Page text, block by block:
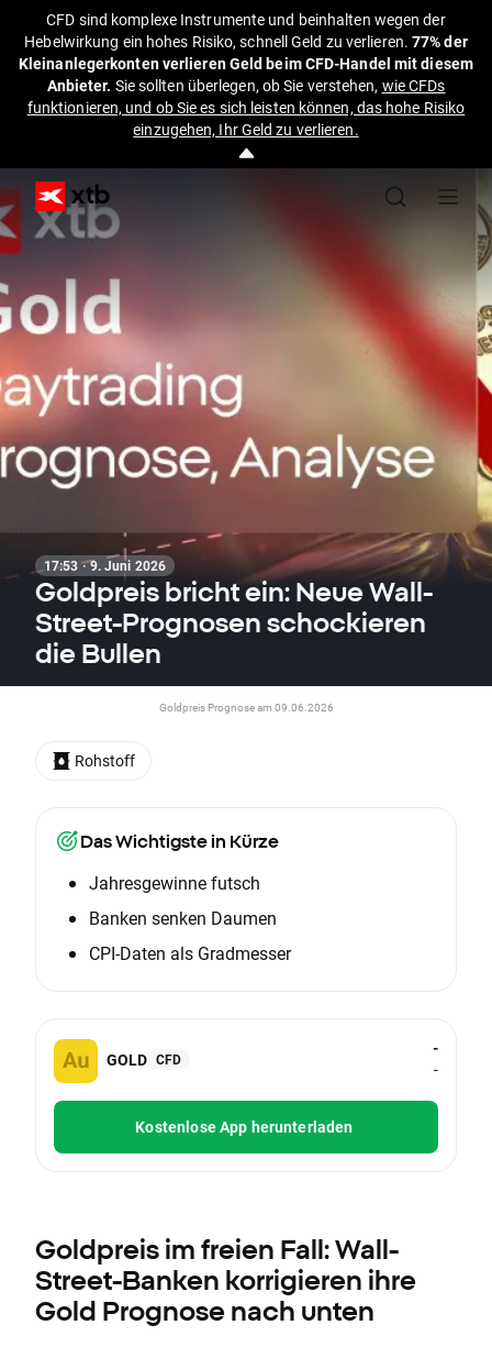
CFD sind komplexe Instrumente und beinhalten wegen der
Hebelwirkung ein hohes Risiko, schnell Geld zu verlieren.77% der
Kleinanlegerkonten verlieren Geld beim CFD-Handel mit diesem
Anbieter. Sie sollten überlegen, ob Sie verstehen, wie CFDs
funktionieren, und ob Sie es sich leisten können, das hohe Risiko
einzugehen, Ihr Geld zu verlieren.
17:53 · 9. Juni 2026
Goldpreis bricht ein: Neue Wall-
Street-Prognosen schockieren
die Bullen
Goldpreis Prognose am 09.06.2026
Das Wichtigste in Kürze
Jahresgewinne futsch
Banken senken Daumen
CPI-Daten als Gradmesser
GOLD CFD
-
-
Kostenlose App herunterladen
Goldpreis im freien Fall: Wall-
Street-Banken korrigieren ihre
Gold Prognose nach unten
Rohstoff